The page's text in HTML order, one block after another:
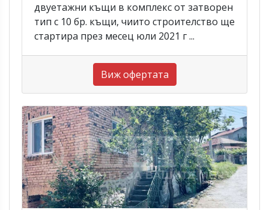
двуетажни къщи в комплекс от затворен
тип с 10 бр. къщи, чиито строителство ще
стартира през месец юли 2021 г ...
Виж офертата